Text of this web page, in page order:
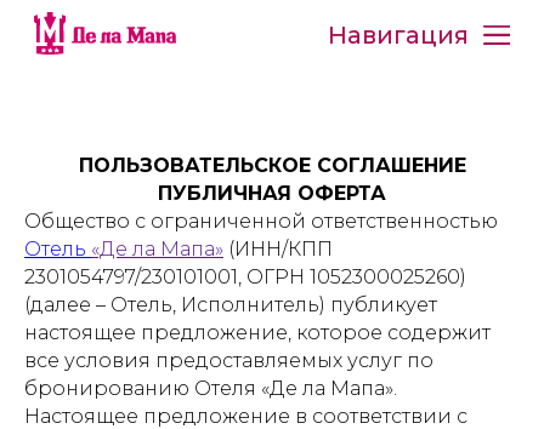
Навигация
ПОЛЬЗОВАТЕЛЬСКОЕ СОГЛАШЕНИЕ
ПУБЛИЧНАЯ ОФЕРТА
Общество с ограниченной ответственностью
Отель «Де ла Мапа» (ИНН/КПП
2301054797/230101001, ОГРН 1052300025260)
(далее – Отель, Исполнитель) публикует
настоящее предложение, которое содержит
все условия предоставляемых услуг по
бронированию Отеля «Де ла Мапа».
Настоящее предложение в соответствии с